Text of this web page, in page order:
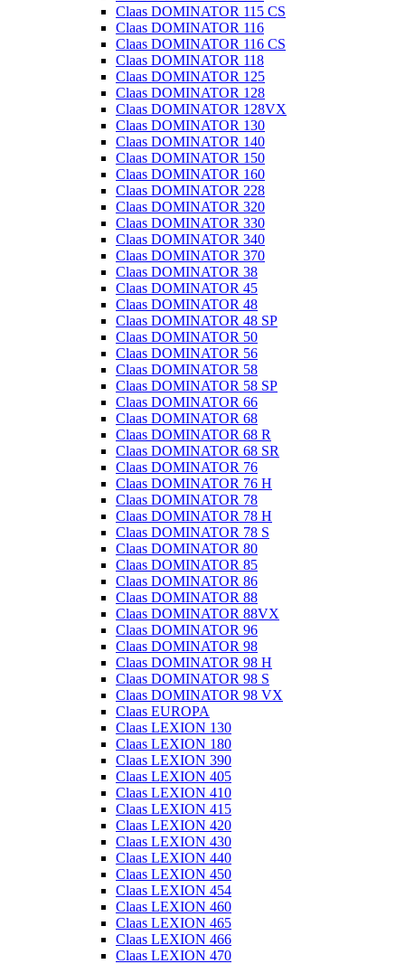
Claas DOMINATOR 115 CS
Claas DOMINATOR 116
Claas DOMINATOR 116 CS
Claas DOMINATOR 118
Claas DOMINATOR 125
Claas DOMINATOR 128
Claas DOMINATOR 128VX
Claas DOMINATOR 130
Claas DOMINATOR 140
Claas DOMINATOR 150
Claas DOMINATOR 160
Claas DOMINATOR 228
Claas DOMINATOR 320
Claas DOMINATOR 330
Claas DOMINATOR 340
Claas DOMINATOR 370
Claas DOMINATOR 38
Claas DOMINATOR 45
Claas DOMINATOR 48
Claas DOMINATOR 48 SP
Claas DOMINATOR 50
Claas DOMINATOR 56
Claas DOMINATOR 58
Claas DOMINATOR 58 SP
Claas DOMINATOR 66
Claas DOMINATOR 68
Claas DOMINATOR 68 R
Claas DOMINATOR 68 SR
Claas DOMINATOR 76
Claas DOMINATOR 76 H
Claas DOMINATOR 78
Claas DOMINATOR 78 H
Claas DOMINATOR 78 S
Claas DOMINATOR 80
Claas DOMINATOR 85
Claas DOMINATOR 86
Claas DOMINATOR 88
Claas DOMINATOR 88VX
Claas DOMINATOR 96
Claas DOMINATOR 98
Claas DOMINATOR 98 H
Claas DOMINATOR 98 S
Claas DOMINATOR 98 VX
Claas EUROPA
Claas LEXION 130
Claas LEXION 180
Claas LEXION 390
Claas LEXION 405
Claas LEXION 410
Claas LEXION 415
Claas LEXION 420
Claas LEXION 430
Claas LEXION 440
Claas LEXION 450
Claas LEXION 454
Claas LEXION 460
Claas LEXION 465
Claas LEXION 466
Claas LEXION 470